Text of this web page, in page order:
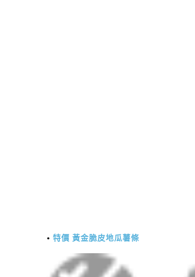
特價 黃金脆皮地瓜薯條